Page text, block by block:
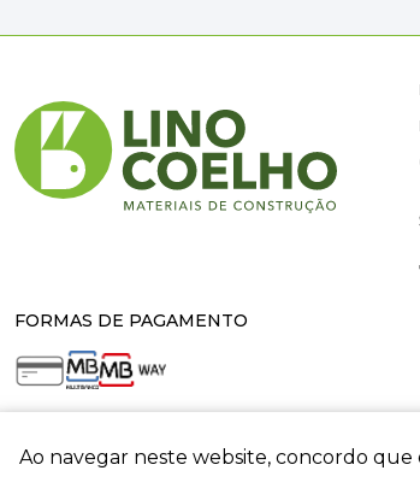
Ao navegar neste website, concordo
FORMAS DE PAGAMENTO